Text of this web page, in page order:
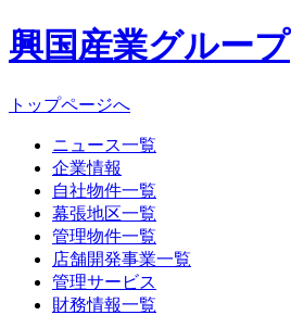
興国産業グループ
トップページへ
ニュース一覧
企業情報
自社物件一覧
幕張地区一覧
管理物件一覧
店舗開発事業一覧
管理サービス
財務情報一覧